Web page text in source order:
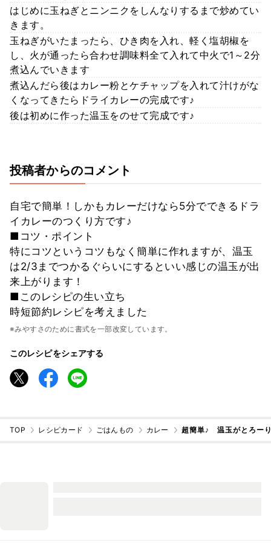
はじめに玉ねぎとニンニクをしんなりするまで炒めてい
きます。
玉ねぎがいたまったら、ひき肉を入れ、軽く塩胡椒を
し、火が通ったら合わせ調味料全て入れて中火で1～2分
煮込んでいきます
煮込んだら後はカレー粉とケチャップを入れて汁けがな
くなってきたらドライカレーの完成です♪
後は初めに作った温玉をのせて完成です♪
投稿者からのコメント
自宅で簡単！しかもカレーだけなら5分でできるドラ
イカレーのつくり方です♪
■コツ・ポイント
特にコツというコツもなく簡単に作れますが、温玉
は2/3までつかるぐらいにするといい感じの温玉が出
来上がります！
■このレシピの生い立ち
時短節約レシピを考えました
※みやすさのために書式を一部改変しています。
このレシピをシェアする
TOP レシピカード ごはんもの カレー 超簡単♪ 温玉がとろー